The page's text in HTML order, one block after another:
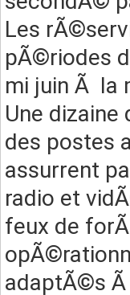
Les
pÃ©riodes
mi juin Ã la
Une
des postes
assurrent
radio et
feux de
adaptÃ©s